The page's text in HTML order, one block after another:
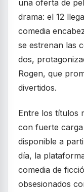
una oferta de
drama: el 12 llega
comedia
se estrenan las
dos,
Rogen, que
divertidos.
Entre los títulos
con fuerte
disponible a
día, la
comedia de
obsesionados